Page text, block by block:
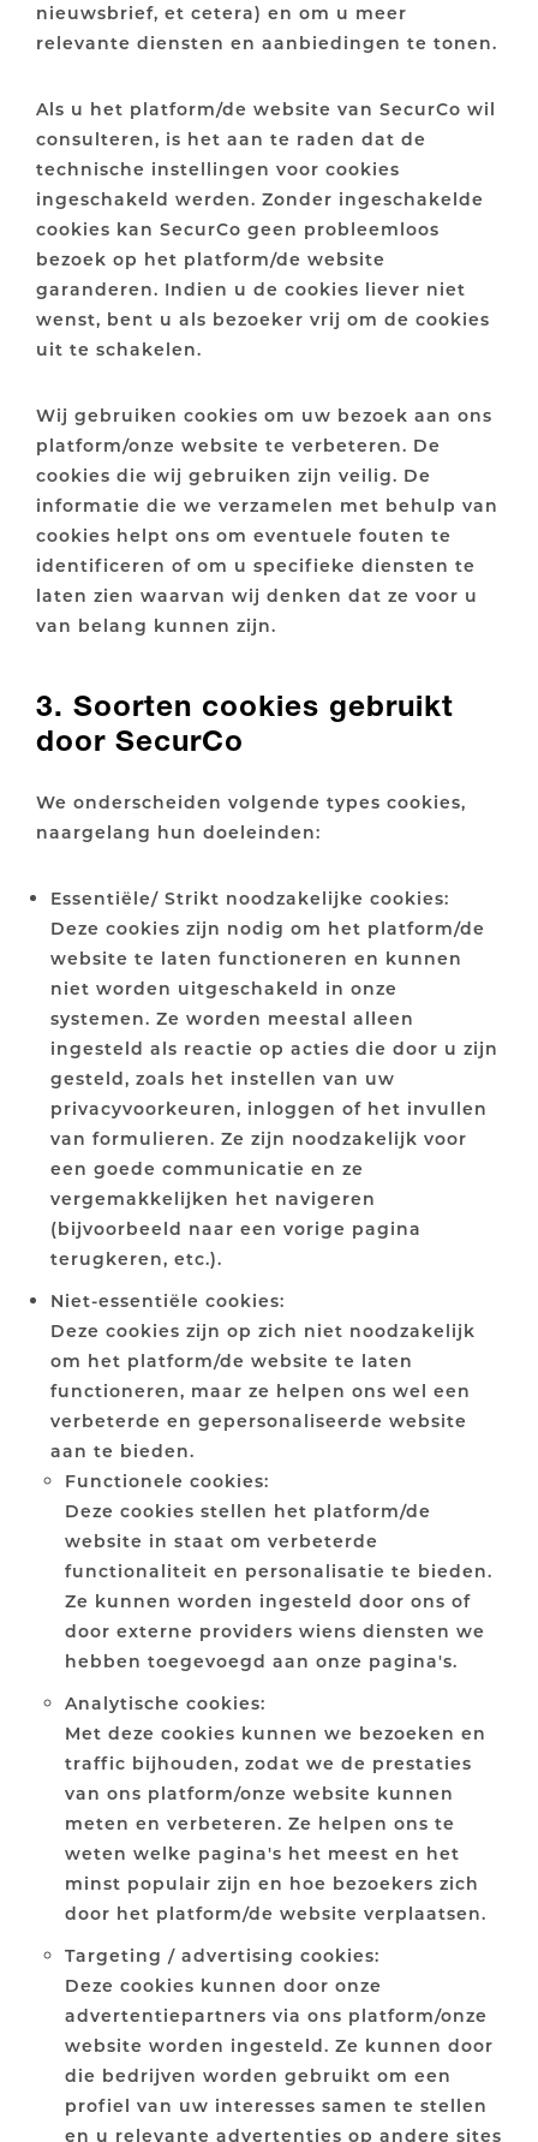
nieuwsbrief, et cetera) en om u meer
relevante diensten en aanbiedingen te tonen.
Als u het platform/de website van SecurCo wil
consulteren, is het aan te raden dat de
technische instellingen voor cookies
ingeschakeld werden. Zonder ingeschakelde
cookies kan SecurCo geen probleemloos
bezoek op het platform/de website
garanderen. Indien u de cookies liever niet
wenst, bent u als bezoeker vrij om de cookies
uit te schakelen.
Wij gebruiken cookies om uw bezoek aan ons
platform/onze website te verbeteren. De
cookies die wij gebruiken zijn veilig. De
informatie die we verzamelen met behulp van
cookies helpt ons om eventuele fouten te
identificeren of om u specifieke diensten te
laten zien waarvan wij denken dat ze voor u
van belang kunnen zijn.
3. Soorten cookies gebruikt
door SecurCo
We onderscheiden volgende types cookies,
naargelang hun doeleinden:
Essentiële/ Strikt noodzakelijke cookies:
Deze cookies zijn nodig om het platform/de
website te laten functioneren en kunnen
niet worden uitgeschakeld in onze
systemen. Ze worden meestal alleen
ingesteld als reactie op acties die door u zijn
gesteld, zoals het instellen van uw
privacyvoorkeuren, inloggen of het invullen
van formulieren. Ze zijn noodzakelijk voor
een goede communicatie en ze
vergemakkelijken het navigeren
(bijvoorbeeld naar een vorige pagina
terugkeren, etc.).
Niet-essentiële cookies:
Deze cookies zijn op zich niet noodzakelijk
om het platform/de website te laten
functioneren, maar ze helpen ons wel een
verbeterde en gepersonaliseerde website
aan te bieden.
Functionele cookies:
Deze cookies stellen het platform/de
website in staat om verbeterde
functionaliteit en personalisatie te bieden.
Ze kunnen worden ingesteld door ons of
door externe providers wiens diensten we
hebben toegevoegd aan onze pagina's.
Analytische cookies:
Met deze cookies kunnen we bezoeken en
traffic bijhouden, zodat we de prestaties
van ons platform/onze website kunnen
meten en verbeteren. Ze helpen ons te
weten welke pagina's het meest en het
minst populair zijn en hoe bezoekers zich
door het platform/de website verplaatsen.
Targeting / advertising cookies:
Deze cookies kunnen door onze
advertentiepartners via ons platform/onze
website worden ingesteld. Ze kunnen door
die bedrijven worden gebruikt om een
profiel van uw interesses samen te stellen
en u relevante advertenties op andere sites